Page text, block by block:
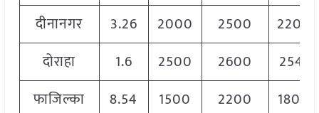
दीनानगर
3.26 2000 2500
2200
दोराहा
1.6 2500 2600
2541
फाजिल्का
8.54 1500 2200
1800